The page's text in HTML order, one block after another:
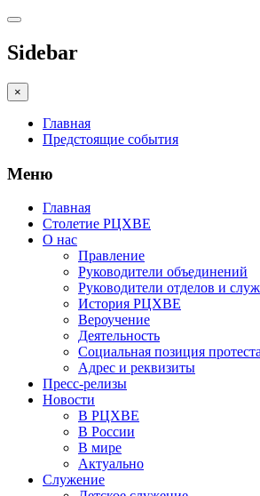
Sidebar
×
Главная
Предстоящие события
Меню
Главная
Столетие РЦХВЕ
О нас
Правление
Руководители объединений
Руководители отделов и
История РЦХВЕ
Вероучение
Деятельность
Социальная позиция
Адрес и реквизиты
Пресс-релизы
Новости
В РЦХВЕ
В России
В мире
Актуально
Служение